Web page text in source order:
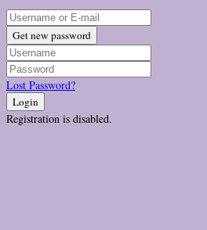
Get new password
Lost Password?
Login
Registration is disabled.